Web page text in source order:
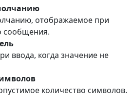
отображаемое при
сообщения.
ввода, когда значение не
количество символов.